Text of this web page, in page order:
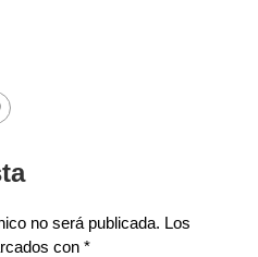
no será publicada. Los
con *